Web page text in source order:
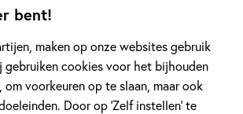
bent!
maken op onze websites gebruik
gebruiken cookies voor het bijhouden
voorkeuren op te slaan, maar ook
Door op ‘Zelf instellen’ te
Dav Pilkey. Verblaffend handig! Ben
Dog Man? Meld je dan gratis aan bij
Lees verder